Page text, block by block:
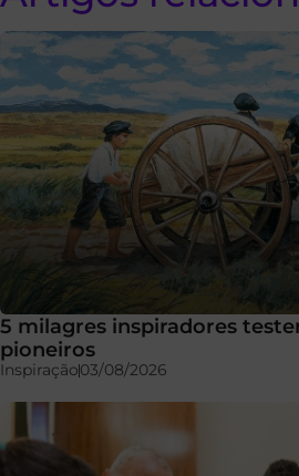
5 milagres inspiradores
pioneiros
Inspiração03/08/2026